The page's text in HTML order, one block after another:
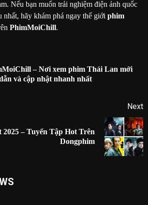
Nếu bạn muốn trải nghiệm điện ảnh quốc
nhất, hãy khám phá ngay thế giới phim
PhimMoiChill.
– Nơi xem phim Thái Lan mới
và cập nhật nhanh nhất
Next
– Tuyển Tập Hot Trên
Dongphim